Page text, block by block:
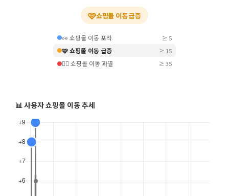
🩷쇼핑몰 이동 급증
👀 쇼핑몰 이동 포착 ≥ 5
🩷 쇼핑몰 이동 급증 ≥ 15
❤️‍🔥 쇼핑몰 이동 과열 ≥ 35
📊 사용자 쇼핑몰 이동 추세